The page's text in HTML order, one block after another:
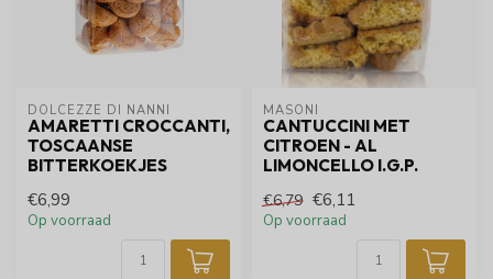
DOLCEZZE DI NANNI
AMARETTI CROCCANTI,
TOSCAANSE
BITTERKOEKJES
€6,99
Op voorraad
MASONI
CANTUCCINI MET
CITROEN - AL
LIMONCELLO I.G.P.
€6,79 €6,11
Op voorraad